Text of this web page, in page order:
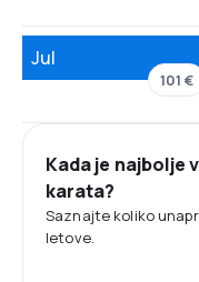
Jul
101 €
Kada je najbolje
karata?
Saznajte koliko
letove.